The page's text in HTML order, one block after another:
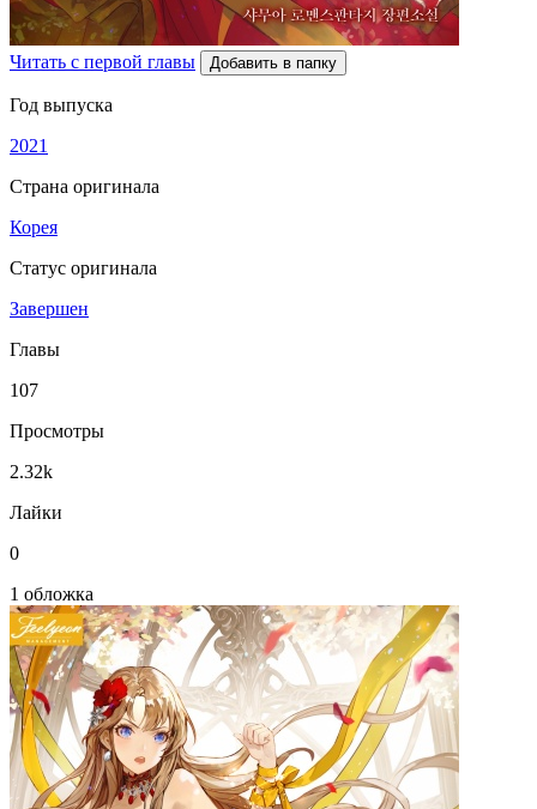
Читать с первой главы Добавить в папку
Год выпуска
2021
Страна оригинала
Корея
Статус оригинала
Завершен
Главы
107
Просмотры
2.32k
Лайки
0
1 обложка